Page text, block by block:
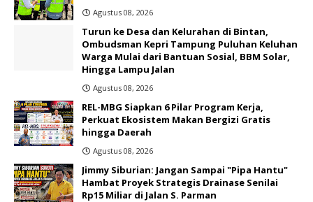
Agustus 08, 2026
Turun ke Desa dan Kelurahan di Bintan,
Ombudsman Kepri Tampung Puluhan Keluhan
Warga Mulai dari Bantuan Sosial, BBM Solar,
Hingga Lampu Jalan
Agustus 08, 2026
REL-MBG Siapkan 6 Pilar Program Kerja,
Perkuat Ekosistem Makan Bergizi Gratis
hingga Daerah
Agustus 08, 2026
Jimmy Siburian: Jangan Sampai "Pipa Hantu"
Hambat Proyek Strategis Drainase Senilai
Rp15 Miliar di Jalan S. Parman